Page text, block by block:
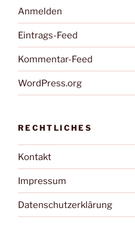
Anmelden
Eintrags-Feed
Kommentar-Feed
WordPress.org
RECHTLICHES
Kontakt
Impressum
Datenschutzerklärung